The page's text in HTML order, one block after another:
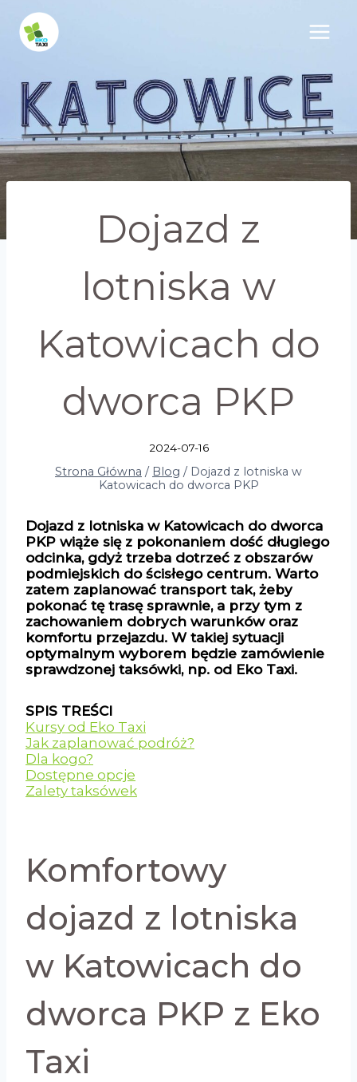
treści
Dojazd z
lotniska w
Katowicach do
dworca PKP
2024-07-16
Strona Główna / Blog / Dojazd z lotniska w
Katowicach do dworca PKP
Dojazd z lotniska w Katowicach do dworca
PKP wiąże się z pokonaniem dość długiego
odcinka, gdyż trzeba dotrzeć z obszarów
podmiejskich do ścisłego centrum. Warto
zatem zaplanować transport tak, żeby
pokonać tę trasę sprawnie, a przy tym z
zachowaniem dobrych warunków oraz
komfortu przejazdu. W takiej sytuacji
optymalnym wyborem będzie zamówienie
sprawdzonej taksówki, np. od Eko Taxi.
SPIS TREŚCI
Kursy od Eko Taxi
Jak zaplanować podróż?
Dla kogo?
Dostępne opcje
Zalety taksówek
Komfortowy
dojazd z lotniska
w Katowicach do
dworca PKP z Eko
Taxi